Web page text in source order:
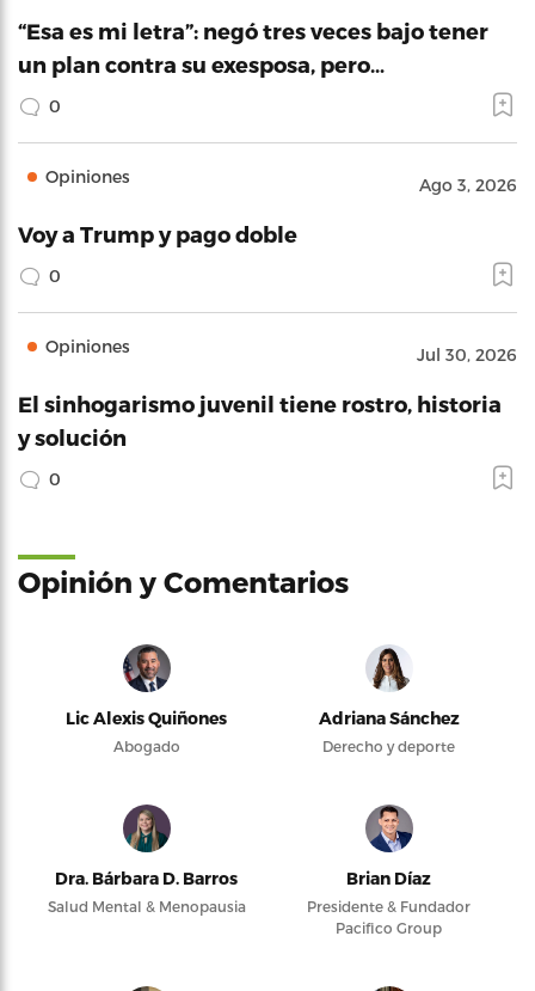
“Esa es mi letra”: negó tres veces bajo tener
un plan contra su exesposa, pero…
0
Opiniones Ago 3, 2026
Voy a Trump y pago doble
0
Opiniones Jul 30, 2026
El sinhogarismo juvenil tiene rostro, historia
y solución
0
Opinión y Comentarios
Lic Alexis Quiñones
Abogado
Adriana Sánchez
Derecho y deporte
Dra. Bárbara D. Barros
Salud Mental & Menopausia
Brian Díaz
Presidente & Fundador
Pacifico Group